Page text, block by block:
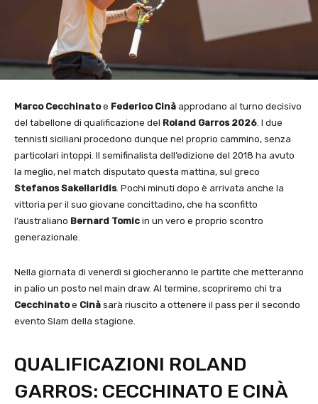
Marco Cecchinatoe Federico Cinà approdano al turno decisivo
del tabellone di qualificazione del Roland Garros 2026. I due
tennisti siciliani procedono dunque nel proprio cammino, senza
particolari intoppi. Il semifinalista dell’edizione del 2018 ha avuto
la meglio, nel match disputato questa mattina, sul greco
Stefanos Sakellaridis. Pochi minuti dopo è arrivata anche la
vittoria per il suo giovane concittadino, che ha sconfitto
l’australiano Bernard Tomic in un vero e proprio scontro
generazionale.
Nella giornata di venerdì si giocheranno le partite che metteranno
in palio un posto nel main draw. Al termine, scopriremo chi tra
Cecchinatoe Cinà sarà riuscito a ottenere il pass per il secondo
evento Slam della stagione.
QUALIFICAZIONI ROLAND
GARROS: CECCHINATO E CINÀ